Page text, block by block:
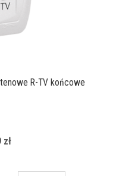
R-TV końcowe
zł